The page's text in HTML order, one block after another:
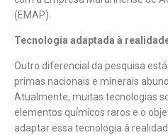
(EMAP).
Tecnologia adaptada à
Outro diferencial da pesquisa
primas nacionais e minerais
Atualmente, muitas tecnologias
elementos químicos raros e o
adaptar essa tecnologia à